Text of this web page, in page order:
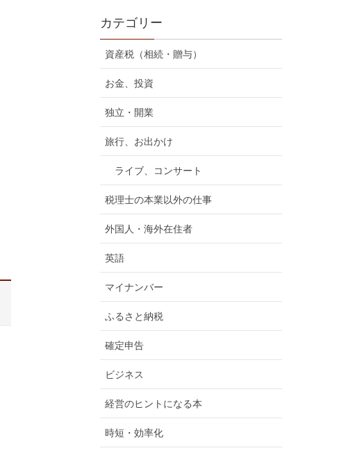
カテゴリー
資産税（相続・贈与）
お金、投資
独立・開業
旅行、お出かけ
ライブ、コンサート
税理士の本業以外の仕事
外国人・海外在住者
英語
マイナンバー
ふるさと納税
確定申告
ビジネス
経営のヒントになる本
時短・効率化